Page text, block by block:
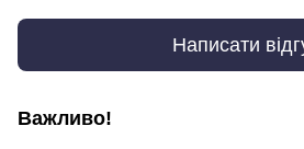
Написати
Важливо!